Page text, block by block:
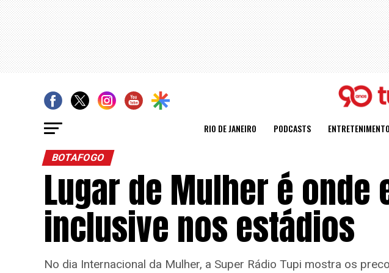
RIO DE JANEIRO PODCASTS ENTRETENIMENTO
BOTAFOGO
Lugar de Mulher é onde
inclusive nos estádios
No dia Internacional da Mulher, a Super Rádio Tupi mostra os